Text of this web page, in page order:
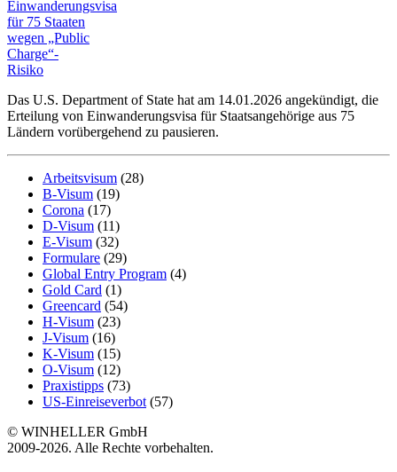
Das U.S. Department of State hat am 14.01.2026 angekündigt, die
Erteilung von Einwanderungsvisa für Staatsangehörige aus 75
Ländern vorübergehend zu pausieren.
Arbeitsvisum (28)
B-Visum (19)
Corona (17)
D-Visum (11)
E-Visum (32)
Formulare (29)
Global Entry Program (4)
Gold Card (1)
Greencard (54)
H-Visum (23)
J-Visum (16)
K-Visum (15)
O-Visum (12)
Praxistipps (73)
US-Einreiseverbot (57)
© WINHELLER GmbH
2009-2026. Alle Rechte vorbehalten.